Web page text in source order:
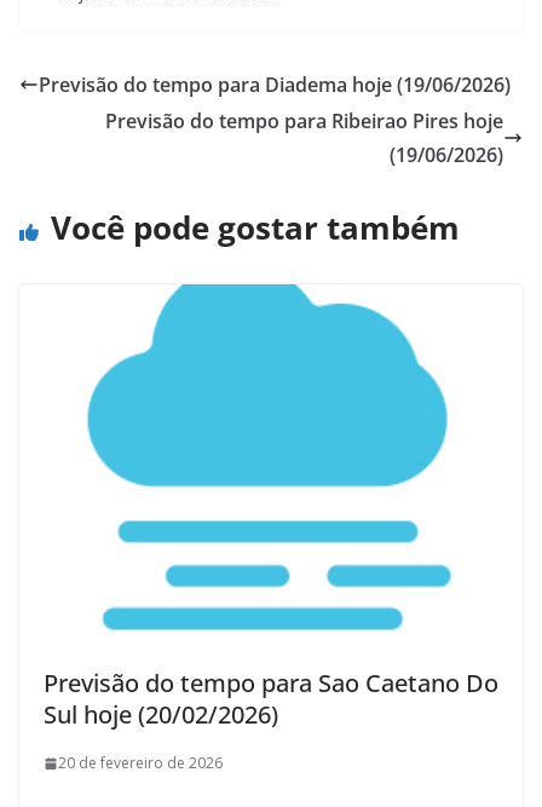
Previsão do tempo para Diadema hoje (19/06/2026)
Previsão do tempo para Ribeirao Pires hoje
(19/06/2026)
Você pode gostar também
Previsão do tempo para Sao Caetano Do
Sul hoje (20/02/2026)
20 de fevereiro de 2026